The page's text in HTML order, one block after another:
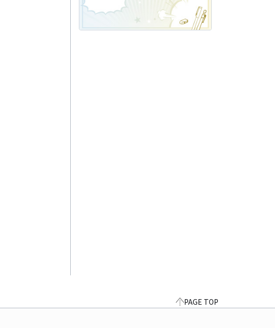
PAGE TOP